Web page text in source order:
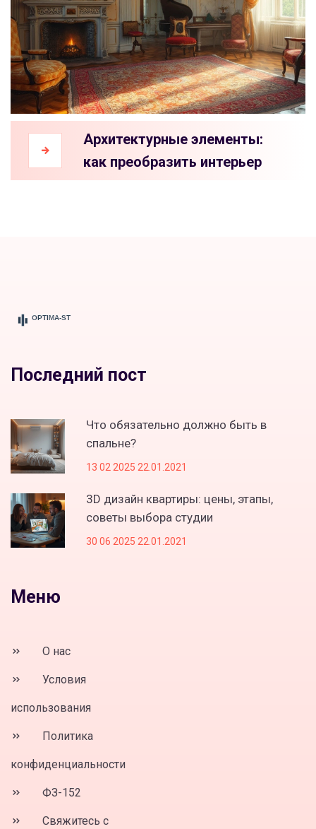
Архитектурные элементы:
как преобразить интерьер
Последний пост
Что обязательно должно быть в
спальне?
13 02 2025 22.01.2021
3D дизайн квартиры: цены, этапы,
советы выбора студии
30 06 2025 22.01.2021
Меню
О нас
Условия
использования
Политика
конфиденциальности
ФЗ-152
Свяжитесь с